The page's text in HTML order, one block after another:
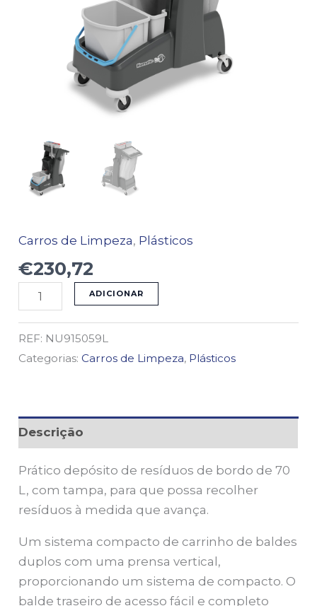
Carros de Limpeza, Plásticos
€230,72
ADICIONAR
REF: NU915059L
Categorias:Carros de Limpeza, Plásticos
Descrição
Prático depósito de resíduos de bordo de 70
L, com tampa, para que possa recolher
resíduos à medida que avança.
Um sistema compacto de carrinho de baldes
duplos com uma prensa vertical,
proporcionando um sistema de compacto. O
balde traseiro de acesso fácil e completo